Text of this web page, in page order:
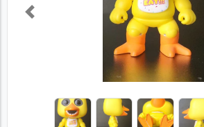
Previous